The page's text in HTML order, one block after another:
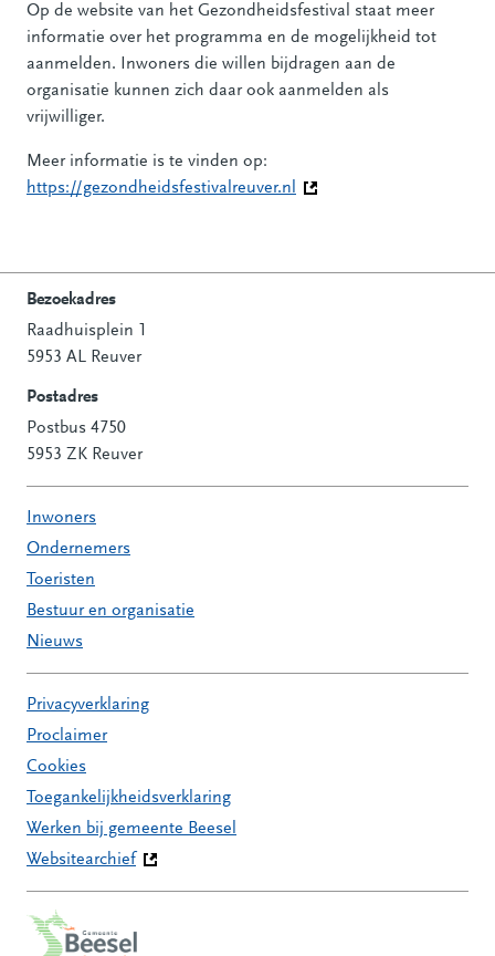
Op de website van het Gezondheidsfestival staat meer
informatie over het programma en de mogelijkheid tot
aanmelden. Inwoners die willen bijdragen aan de
organisatie kunnen zich daar ook aanmelden als
vrijwilliger.
Meer informatie is te vinden op:
https://gezondheidsfestivalreuver.nl
(Deze link gaat naar een
Contactinformatie
Bezoekadres
Raadhuisplein 1
5953 AL Reuver
Postadres
Postbus 4750
5953 ZK Reuver
Inwoners
Ondernemers
Toeristen
Bestuur en organisatie
Nieuws
Privacyverklaring
Proclaimer
Cookies
Toegankelijkheidsverklaring
Werken bij gemeente Beesel
Websitearchief